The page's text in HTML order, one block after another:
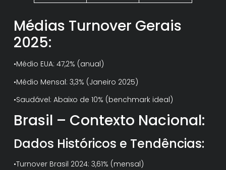
Médias Turnover Gerais
2025:
•Médio EUA: 47,2% (anual)
•Médio Mensal: 3,3% (Janeiro 2025)
•Saudável: Abaixo de 10% (benchmark ideal)
Brasil – Contexto Nacional:
Dados Históricos e Tendências:
•Turnover Brasil 2024: 3,61% (mensal)